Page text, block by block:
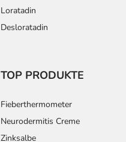
Loratadin
Desloratadin
TOP PRODUKTE
Fieberthermometer
Neurodermitis Creme
Zinksalbe